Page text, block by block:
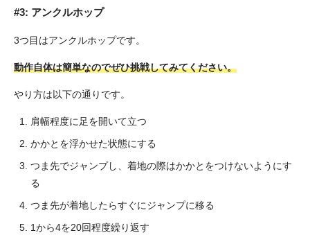
#3: アンクルホップ
3つ目はアンクルホップです。
動作自体は簡単なのでぜひ挑戦してみてください。
やり方は以下の通りです。
肩幅程度に足を開いて立つ
かかとを浮かせた状態にする
つま先でジャンプし、着地の際はかかとをつけないようにす
る
つま先が着地したらすぐにジャンプに移る
1から4を20回程度繰り返す